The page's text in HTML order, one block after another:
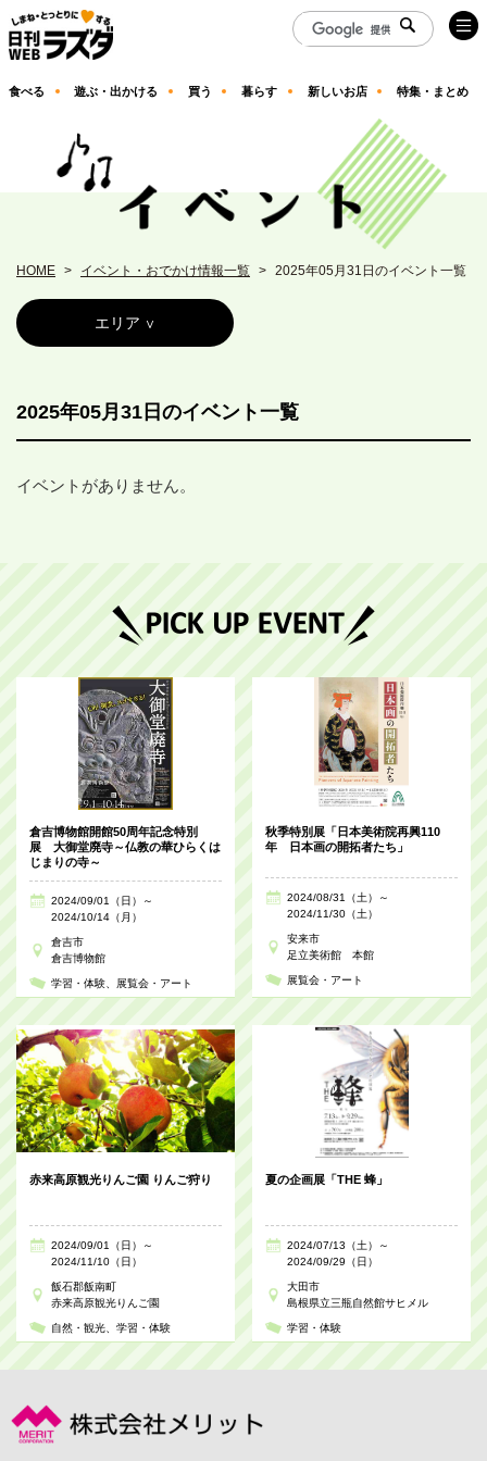
食べる 遊ぶ・出かける 買う 暮らす 新しいお店 特集・まとめ
HOME イベント・おでかけ情報一覧 2025年05月31日のイベント一覧
エリア
2025年05月31日のイベント一覧
イベントがありません。
倉吉博物館開館50周年記念特別
展 大御堂廃寺～仏教の華ひらくは
じまりの寺～
2024/09/01（日）～
2024/10/14（月）
倉吉市
倉吉博物館
学習・体験 展覧会・アート
秋季特別展「日本美術院再興110
年 日本画の開拓者たち」
2024/08/31（土）～
2024/11/30（土）
安来市
足立美術館 本館
展覧会・アート
赤来高原観光りんご園 りんご狩り
2024/09/01（日）～
2024/11/10（日）
飯石郡飯南町
赤来高原観光りんご園
自然・観光 学習・体験
夏の企画展「THE 蜂」
2024/07/13（土）～
2024/09/29（日）
大田市
島根県立三瓶自然館サヒメル
学習・体験